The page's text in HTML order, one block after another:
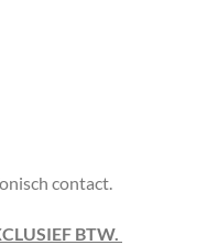
contact.
BTW.